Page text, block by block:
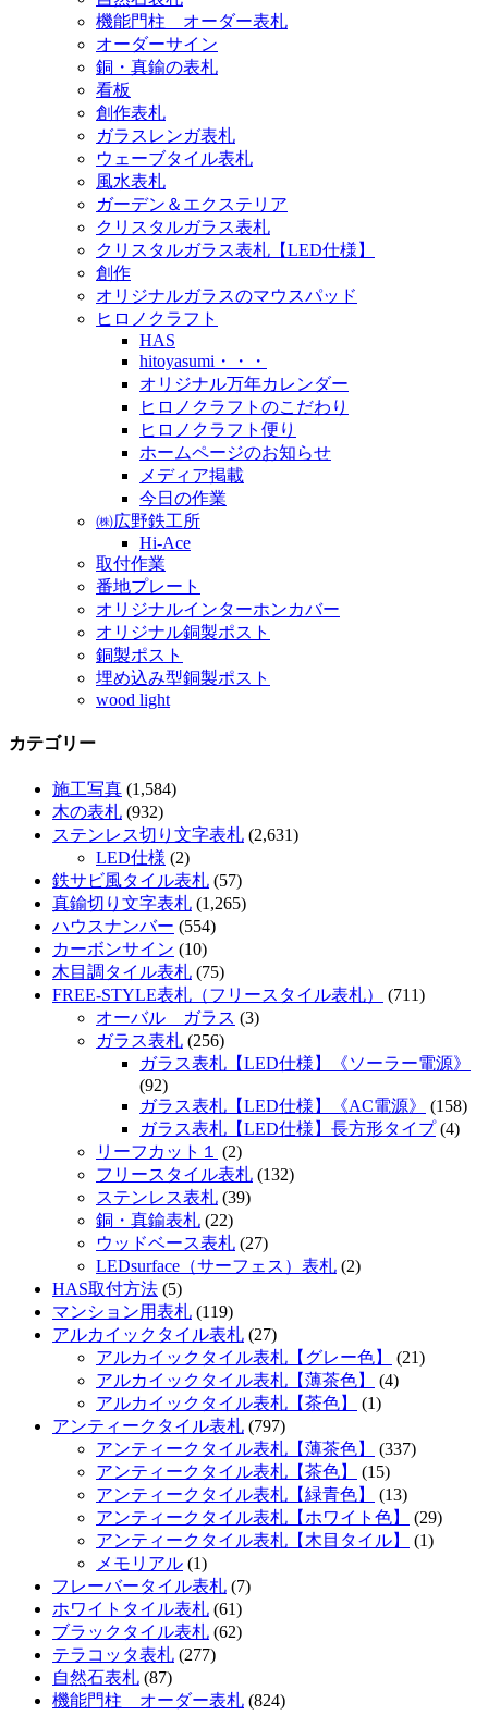
機能門柱 オーダー表札
オーダーサイン
銅・真鍮の表札
看板
創作表札
ガラスレンガ表札
ウェーブタイル表札
風水表札
ガーデン＆エクステリア
クリスタルガラス表札
クリスタルガラス表札【LED仕様】
創作
オリジナルガラスのマウスパッド
ヒロノクラフト
HAS
hitoyasumi・・・
オリジナル万年カレンダー
ヒロノクラフトのこだわり
ヒロノクラフト便り
ホームページのお知らせ
メディア掲載
今日の作業
㈱広野鉄工所
Hi-Ace
取付作業
番地プレート
オリジナルインターホンカバー
オリジナル銅製ポスト
銅製ポスト
埋め込み型銅製ポスト
wood light
カテゴリー
施工写真 (1,584)
木の表札 (932)
ステンレス切り文字表札 (2,631)
LED仕様 (2)
鉄サビ風タイル表札 (57)
真鍮切り文字表札 (1,265)
ハウスナンバー (554)
カーボンサイン (10)
木目調タイル表札 (75)
FREE-STYLE表札（フリースタイル表札）
(711)
オーバル ガラス (3)
ガラス表札 (256)
ガラス表札【LED仕様】《ソーラー電源》
(92)
ガラス表札【LED仕様】《AC電源》
(158)
ガラス表札【LED仕様】長方形タイプ(4)
リーフカット１
(2)
フリースタイル表札 (132)
ステンレス表札 (39)
銅・真鍮表札 (22)
ウッドベース表札 (27)
LEDsurface（サーフェス）表札 (2)
HAS取付方法 (5)
マンション用表札 (119)
アルカイックタイル表札 (27)
アルカイックタイル表札【グレー色】
(21)
アルカイックタイル表札【薄茶色】
(4)
アルカイックタイル表札【茶色】
(1)
アンティークタイル表札 (797)
アンティークタイル表札【薄茶色】
(337)
アンティークタイル表札【茶色】
(15)
アンティークタイル表札【緑青色】
(13)
アンティークタイル表札【ホワイト色】
(29)
アンティークタイル表札【木目タイル】
(1)
メモリアル (1)
フレーバータイル表札 (7)
ホワイトタイル表札 (61)
ブラックタイル表札 (62)
テラコッタ表札 (277)
自然石表札 (87)
機能門柱 オーダー表札 (824)